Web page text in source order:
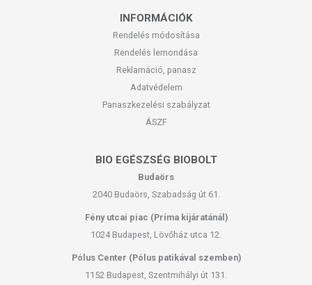
INFORMÁCIÓK
Rendelés módosítása
Rendelés lemondása
Reklamáció, panasz
Adatvédelem
Panaszkezelési szabályzat
ÁSZF
BIO EGÉSZSÉG BIOBOLT
Budaörs
2040 Budaörs, Szabadság út 61.
Fény utcai piac (Príma kijáratánál)
1024 Budapest, Lövőház utca 12.
Pólus Center (Pólus patikával szemben)
1152 Budapest, Szentmihályi út 131.